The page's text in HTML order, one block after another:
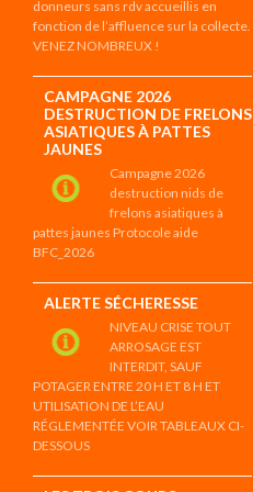
donneurs sans rdv accueillis en
fonction de l’affluence sur la collecte.
VENEZ NOMBREUX !
CAMPAGNE 2026
DESTRUCTION DE FRELONS
ASIATIQUES À PATTES
JAUNES
Campagne 2026
destruction nids de
frelons asiatiques à
pattes jaunes Protocole aide
BFC_2026
ALERTE SÉCHERESSE
NIVEAU CRISE TOUT
ARROSAGE EST
INTERDIT, SAUF
POTAGER ENTRE 20 H ET 8 H ET
UTILISATION DE L’EAU
RÉGLEMENTÉE VOIR TABLEAUX CI-
DESSOUS